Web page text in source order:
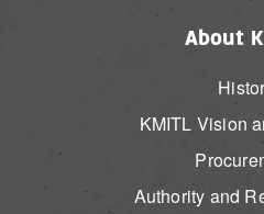
About
KMITL Vision
Authority and